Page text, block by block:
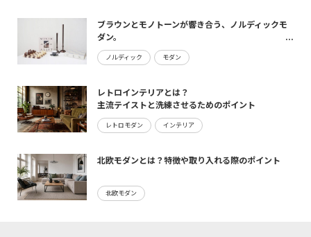
ブラウンとモノトーンが響き合う、ノルディックモ
ダン。
maturite新作のご案内
ノルディック モダン
レトロインテリアとは？
主流テイストと洗練させるためのポイント
レトロモダン インテリア
北欧モダンとは？特徴や取り入れる際のポイント
北欧モダン